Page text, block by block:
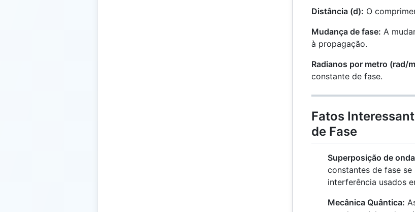
Distância (d): O
Mudança de fase: A
à propagação.
Radianos por metro (rad/
constante de fase.
Fatos
de Fase
Superposição de
constantes de fase
interferência usados
Mecânica Quântica: